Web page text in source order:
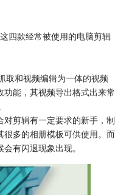
四款经常被使用的电脑剪辑
取和视频编辑为一体的视频
功能，其视频导出格式出来常
剪辑有一定要求的新手，制
很多的相册模板可供使用。而
有闪退现象出现。